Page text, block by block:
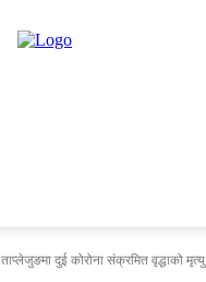
ताप्लेजुङमा दुई कोरोना संक्रमित वृद्धाको मृत्यु